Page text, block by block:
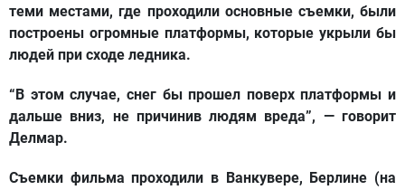
теми местами, где проходили основные съемки, были
построены огромные платформы, которые укрыли бы
людей при сходе ледника.
“В этом случае, снег бы прошел поверх платформы и
дальше вниз, не причинив людям вреда”, — говорит
Делмар.
Съемки фильма проходили в Ванкувере, Берлине (на